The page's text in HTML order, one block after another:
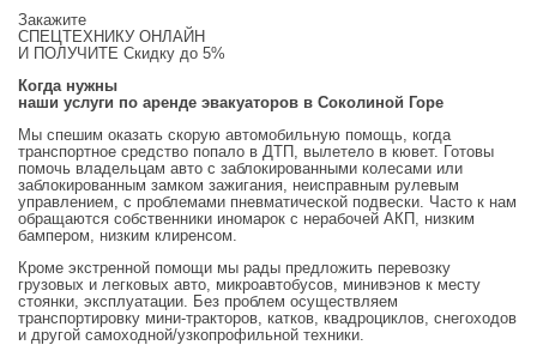
Закажите
СПЕЦТЕХНИКУ ОНЛАЙН
И ПОЛУЧИТЕ Скидку до 5%
Когда нужны
наши услуги по аренде эвакуаторов в Соколиной Горе
Мы спешим оказать скорую автомобильную помощь, когда
транспортное средство попало в ДТП, вылетело в кювет. Готовы
помочь владельцам авто с заблокированными колесами или
заблокированным замком зажигания, неисправным рулевым
управлением, с проблемами пневматической подвески. Часто к нам
обращаются собственники иномарок с нерабочей АКП, низким
бампером, низким клиренсом.
Кроме экстренной помощи мы рады предложить перевозку
грузовых и легковых авто, микроавтобусов, минивэнов к месту
стоянки, эксплуатации. Без проблем осуществляем
транспортировку мини-тракторов, катков, квадроциклов, снегоходов
и другой самоходной/узкопрофильной техники.